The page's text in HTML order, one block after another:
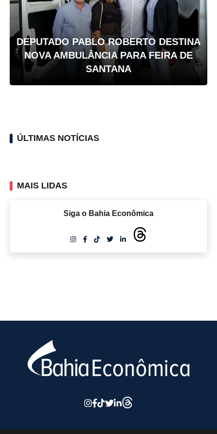
DEPUTADO PABLO ROBERTO DESTINA
NOVA AMBULÂNCIA PARA FEIRA DE
SANTANA
ÚLTIMAS NOTÍCIAS
MAIS LIDAS
Siga o Bahia Econômica